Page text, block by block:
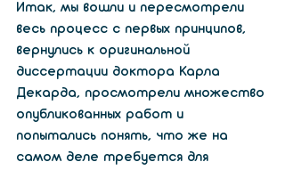
Итак, мы вошли и пересмотрели
весь процесс с первых принципов,
вернулись к оригинальной
диссертации доктора Карла
Декарда, просмотрели множество
опубликованных работ и
попытались понять, что же на
самом деле требуется для